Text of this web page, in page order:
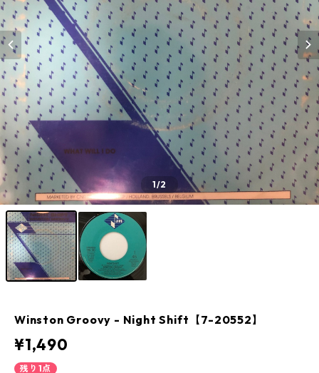
1/2
Winston Groovy ‎- Night Shift【7-20552】
¥1,490
残り1点